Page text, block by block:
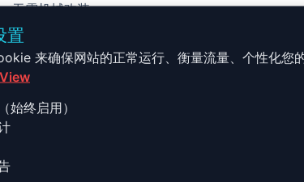
无需机械改装。
- 2017 et + 4.4 V8
置
来确保网站的正常运行、衡量流量、个性化您
View
始终启用）